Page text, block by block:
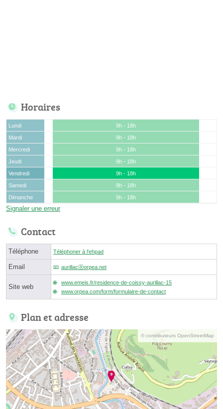
Horaires
Lundi
9h - 18h
Mardi
9h - 18h
Mercredi
9h - 18h
Jeudi
9h - 18h
Vendredi
9h - 18h
Samedi
9h - 18h
Dimanche
9h - 18h
Signaler une erreur
Contact
Téléphone Téléphoner à l'ehpad
Email aurillacⓐorpea.net
Site web
www.emeis.fr/residence-de-coissy-aurillac-15
www.orpea.com/form/formulaire-de-contact
Plan et adresse
© contributeurs OpenStreetMap